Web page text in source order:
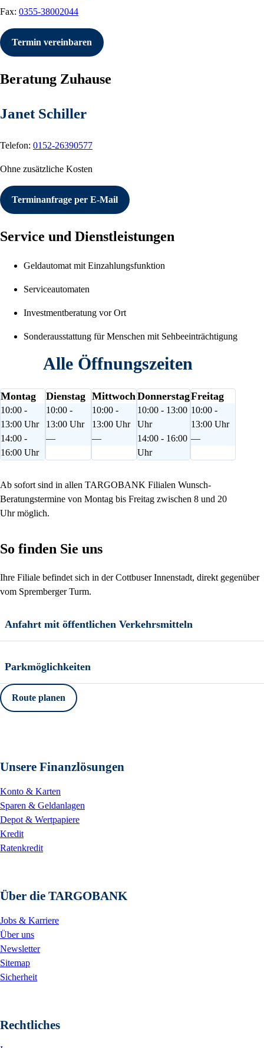
Fax: 0355-38002044
Termin vereinbaren
Beratung Zuhause
Janet Schiller
Telefon: 0152-26390577
Ohne zusätzliche Kosten
Terminanfrage per E-Mail
Service und Dienstleistungen
Geldautomat mit Einzahlungsfunktion
Serviceautomaten
Investmentberatung vor Ort
Sonderausstattung für Menschen mit Sehbeeinträchtigung
Alle Öffnungszeiten
Montag
10:00 -
13:00 Uhr
14:00 -
16:00 Uhr
Dienstag
10:00 -
13:00 Uhr
—
Mittwoch
10:00 -
13:00 Uhr
—
Donnerstag
10:00 - 13:00
Uhr
14:00 - 16:00
Uhr
Freitag
10:00 -
13:00 Uhr
—
Ab sofort sind in allen TARGOBANK Filialen Wunsch-
Beratungstermine von Montag bis Freitag zwischen 8 und 20
Uhr möglich.
So finden Sie uns
Ihre Filiale befindet sich in der Cottbuser Innenstadt, direkt gegenüber
vom Spremberger Turm.
Anfahrt mit öffentlichen Verkehrsmitteln
Parkmöglichkeiten
Route planen
Unsere Finanzlösungen
Konto & Karten
Sparen & Geldanlagen
Depot & Wertpapiere
Kredit
Ratenkredit
Über die TARGOBANK
Jobs & Karriere
Über uns
Newsletter
Sitemap
Sicherheit
Rechtliches